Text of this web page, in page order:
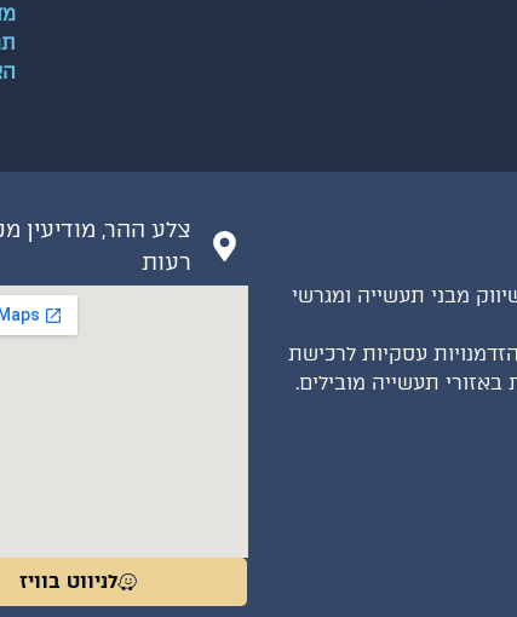
מבני תעשייה ומגרשי
עסקיות לרכישת
תעשייה מובילים.
צלע ההר, מודיעין
רעות
לניווט בוויז